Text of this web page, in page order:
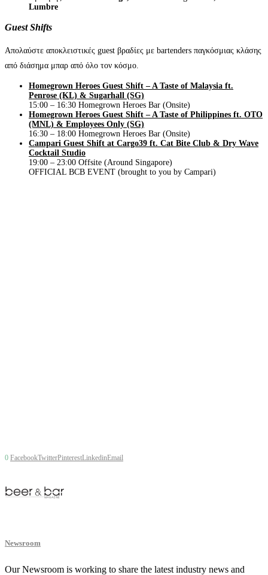
Lumbre
Guest Shifts
Απολαύστε αποκλειστικές guest βραδίες με bartenders παγκόσμιας κλάσης
από διάσημα μπαρ από όλο τον κόσμο.
Homegrown Heroes Guest Shift – A Taste of Malaysia ft.
Penrose (KL) & Sugarhall (SG)
15:00 – 16:30 Homegrown Heroes Bar (Onsite)
Homegrown Heroes Guest Shift – A Taste of Philippines ft. OTO
(MNL) & Employees Only (SG)
16:30 – 18:00 Homegrown Heroes Bar (Onsite)
Campari Guest Shift at Cargo39 ft. Cat Bite Club & Dry Wave
Cocktail Studio
19:00 – 23:00 Offsite (Around Singapore)
OFFICIAL BCB EVENT (brought to you by Campari)
0 FacebookTwitterPinterestLinkedinEmail
Newsroom
Our Newsroom is working to share the latest industry news and